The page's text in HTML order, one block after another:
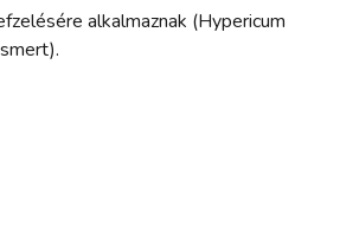
alkalmaznak (Hypericum